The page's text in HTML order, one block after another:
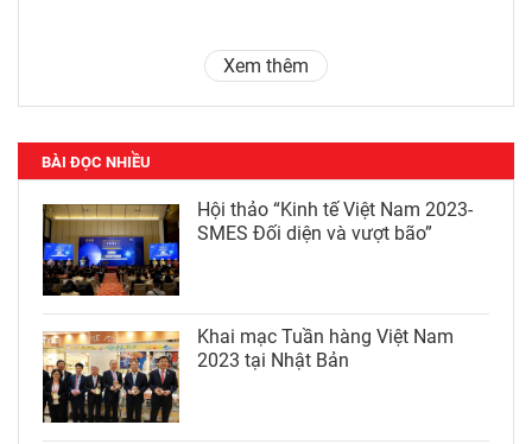
Xem thêm
BÀI ĐỌC NHIỀU
Hội thảo “Kinh tế Việt Nam 2023-
SMES Đối diện và vượt bão”
Khai mạc Tuần hàng Việt Nam
2023 tại Nhật Bản